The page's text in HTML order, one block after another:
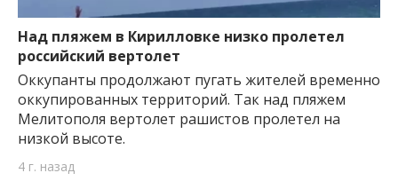
Над пляжем в Кирилловке низко пролетел
российский вертолет
Оккупанты продолжают пугать жителей временно
оккупированных территорий. Так над пляжем
Мелитополя вертолет рашистов пролетел на
низкой высоте.
4 г. назад